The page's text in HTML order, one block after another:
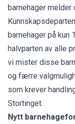
barnehager
barnehager på kun
halvparten av alle
vi mister disse
og færre
som krever
Stortinget.
Nytt